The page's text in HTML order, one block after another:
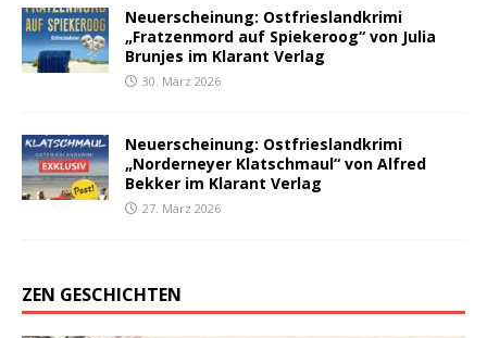
Neuerscheinung: Ostfrieslandkrimi
„Fratzenmord auf Spiekeroog“ von Julia
Brunjes im Klarant Verlag
30. März 2026
Neuerscheinung: Ostfrieslandkrimi
„Norderneyer Klatschmaul“ von Alfred
Bekker im Klarant Verlag
27. März 2026
ZEN GESCHICHTEN